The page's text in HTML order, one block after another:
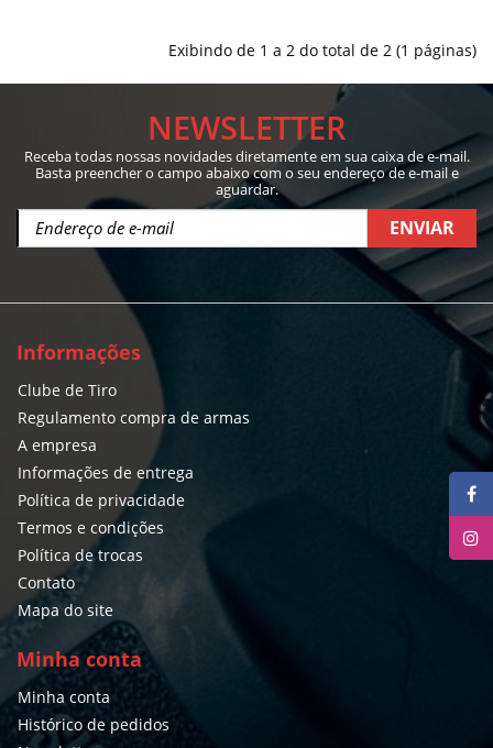
Exibindo de 1 a 2 do total de 2 (1 páginas)
NEWSLETTER
Receba todas nossas novidades diretamente em sua caixa de e-mail.
Basta preencher o campo abaixo com o seu endereço de e-mail e
aguardar.
ENVIAR
Informações
Clube de Tiro
Regulamento compra de armas
A empresa
Informações de entrega
Política de privacidade
Termos e condições
Política de trocas
Contato
Mapa do site
Minha conta
Minha conta
Histórico de pedidos